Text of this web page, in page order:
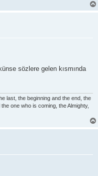
sözlere gelen kısmında
last, the beginning and the end, the
one who is coming, the Almighty,